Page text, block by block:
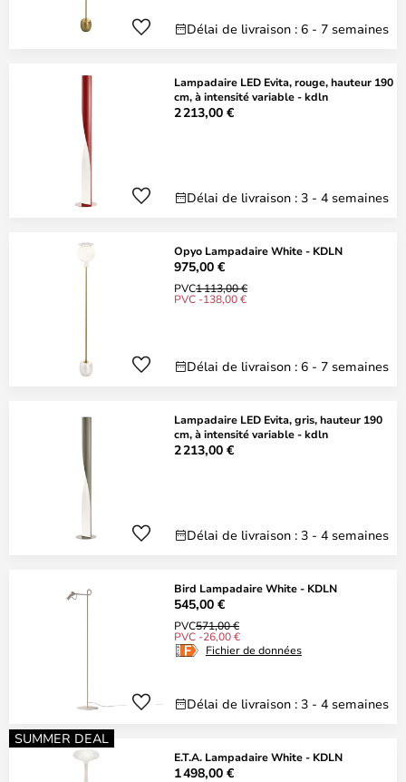
Délai de livraison : 6 - 7 semaines
Lampadaire LED Evita, rouge, hauteur 190
cm, à intensité variable - kdln
2 213,00 €
Délai de livraison : 3 - 4 semaines
Opyo Lampadaire White - KDLN
975,00 €
PVC1 113,00 €
PVC -138,00 €
Délai de livraison : 6 - 7 semaines
Lampadaire LED Evita, gris, hauteur 190
cm, à intensité variable - kdln
2 213,00 €
Délai de livraison : 3 - 4 semaines
Bird Lampadaire White - KDLN
545,00 €
PVC571,00 €
PVC -26,00 €
Fichier de données
Délai de livraison : 3 - 4 semaines
SUMMER DEAL
E.T.A. Lampadaire White - KDLN
1 498,00 €